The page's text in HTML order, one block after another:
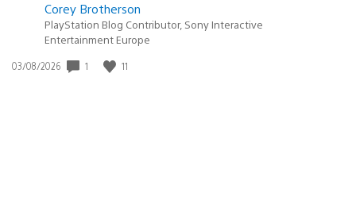
Corey Brotherson
PlayStation Blog Contributor, Sony Interactive
Entertainment Europe
Date
03/08/2026 1 11